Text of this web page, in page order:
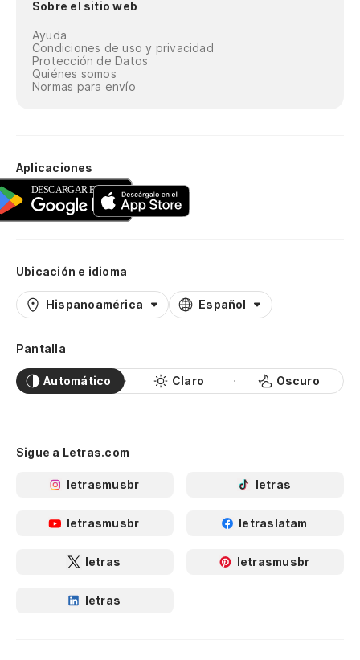
Sobre el sitio web
Ayuda
Condiciones de uso y privacidad
Protección de Datos
Quiénes somos
Normas para envío
Aplicaciones
Ubicación e idioma
Hispanoamérica Español
Pantalla
Automático Claro Oscuro
Sigue a Letras.com
letrasmusbr letras
letrasmusbr letraslatam
letras letrasmusbr
letras